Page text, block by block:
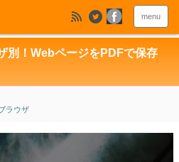
menu
別！WebページをPDFで保存
ラウザ